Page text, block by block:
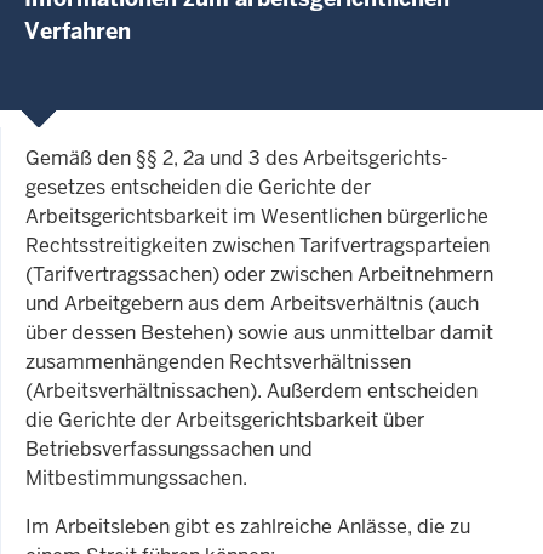
Verfahren
Gemäß den §§ 2, 2a und 3 des Arbeits­gerichts­
gesetzes entscheiden die Gerichte der
Arbeitsgerichtsbarkeit im Wesentlichen bürgerliche
Rechtsstreitigkeiten zwischen Tarifvertragsparteien
(Tarifvertragssachen) oder zwischen Arbeitnehmern
und Arbeitgebern aus dem Arbeitsverhältnis (auch
über dessen Bestehen) sowie aus unmittelbar damit
zusammenhängenden Rechtsverhältnissen
(Arbeitsverhältnissachen). Außerdem entscheiden
die Gerichte der Arbeitsgerichtsbarkeit über
Betriebsverfassungssachen und
Mitbestimmungssachen.
Im Arbeitsleben gibt es zahlreiche Anlässe, die zu